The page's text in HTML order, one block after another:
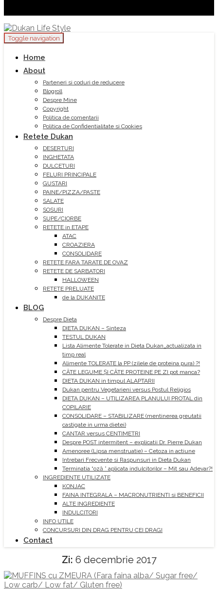
Toggle navigation
Home
About
Parteneri si coduri de reducere
Blogroll
Despre Mine
Copyright
Politica de comentarii
Politica de Confidentialitate si Cookies
Retete Dukan
DESERTURI
INGHETATA
DULCETURI
FELURI PRINCIPALE
GUSTARI
PAINE/PIZZA/PASTE
SALATE
SOSURI
SUPE/CIORBE
RETETE in ETAPE
ATAC
CROAZIERA
CONSOLIDARE
RETETE FARA TARATE DE OVAZ
RETETE DE SARBATORI
HALLOWEEN
RETETE PRELUATE
de la DUKANITE
BLOG
Despre Dieta
DIETA DUKAN – Sinteza
TESTUL DUKAN
Lista Alimente Tolerate in Dieta Dukan_actualizata in
timp real
Alimente TOLERATE la PP (zilele de proteina pura) ?!
CÂTE LEGUME ȘI CÂTE PROTEINE PE ZI pot manca?
DIETA DUKAN in timpul ALAPTARII
Dukan pentru Vegetarieni versus Postul Religios
DIETA DUKAN – UTILIZAREA PLANULUI PROTAL din
COPILARIE
CONSOLIDARE – STABILIZARE (mentinerea greutatii
castigate in urma dietei)
CANTAR versus CENTIMETRI
Despre POST intermitent – explicatii Dr. Pierre Dukan
Amenoree (Lipsa menstruatie) – Cetoza in actiune
Intrebari Frecvente si Raspunsuri in Dieta Dukan
Terminatia “oză ” aplicata indulcitorilor – Mit sau Adevar?!
INGREDIENTE UTILIZATE
KONJAC
FAINA INTEGRALA – MACRONUTRIENTI si BENEFICII
ALTE INGREDIENTE
INDULCITORI
INFO UTILE
CONCURSURI DIN DRAG PENTRU CEI DRAGI
Contact
Zi: 6 decembrie 2017